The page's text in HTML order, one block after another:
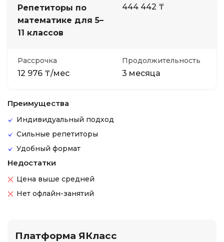
Репетиторы по
математике для 5–
11 классов
444 442 ₸
Рассрочка
12 976 ₸/мес
Продолжительность
3 месяца
Преимущества
Индивидуальный подход
Сильные репетиторы
Удобный формат
Недостатки
Цена выше средней
Нет офлайн-занятий
Платформа ЯКласс